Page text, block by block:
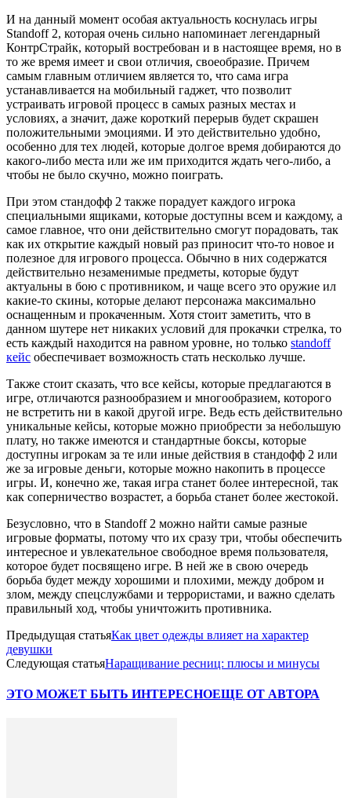
И на данный момент особая актуальность коснулась игры
Standoff 2, которая очень сильно напоминает легендарный
КонтрСтрайк, который востребован и в настоящее время, но в
то же время имеет и свои отличия, своеобразие. Причем
самым главным отличием является то, что сама игра
устанавливается на мобильный гаджет, что позволит
устраивать игровой процесс в самых разных местах и
условиях, а значит, даже короткий перерыв будет скрашен
положительными эмоциями. И это действительно удобно,
особенно для тех людей, которые долгое время добираются до
какого-либо места или же им приходится ждать чего-либо, а
чтобы не было скучно, можно поиграть.
При этом стандофф 2 также порадует каждого игрока
специальными ящиками, которые доступны всем и каждому, а
самое главное, что они действительно смогут порадовать, так
как их открытие каждый новый раз приносит что-то новое и
полезное для игрового процесса. Обычно в них содержатся
действительно незаменимые предметы, которые будут
актуальны в бою с противником, и чаще всего это оружие ил
какие-то скины, которые делают персонажа максимально
оснащенным и прокаченным. Хотя стоит заметить, что в
данном шутере нет никаких условий для прокачки стрелка, то
есть каждый находится на равном уровне, но только standoff
кейс обеспечивает возможность стать несколько лучше.
Также стоит сказать, что все кейсы, которые предлагаются в
игре, отличаются разнообразием и многообразием, которого
не встретить ни в какой другой игре. Ведь есть действительно
уникальные кейсы, которые можно приобрести за небольшую
плату, но также имеются и стандартные боксы, которые
доступны игрокам за те или иные действия в стандофф 2 или
же за игровые деньги, которые можно накопить в процессе
игры. И, конечно же, такая игра станет более интересной, так
как соперничество возрастет, а борьба станет более жестокой.
Безусловно, что в Standoff 2 можно найти самые разные
игровые форматы, потому что их сразу три, чтобы обеспечить
интересное и увлекательное свободное время пользователя,
которое будет посвящено игре. В ней же в свою очередь
борьба будет между хорошими и плохими, между добром и
злом, между спецслужбами и террористами, и важно сделать
правильный ход, чтобы уничтожить противника.
Предыдущая статьяКак цвет одежды влияет на характер
девушки
Следующая статьяНаращивание ресниц: плюсы и минусы
ЭТО МОЖЕТ БЫТЬ ИНТЕРЕСНОЕЩЕ ОТ АВТОРА